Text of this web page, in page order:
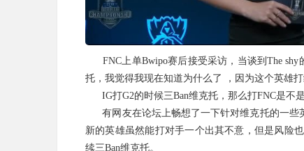
FNC上单Bwipo赛后接受采访，当谈到The shy
托，我觉得我现在知道为什么了 ，因为这个英雄打
IG打G2的时候三Ban维克托，那么打FNC是不
有网友在论坛上畅想了一下针对维克托的一些
新的英雄虽然能打对手一个出其不意，但是风险
续三Ban维克托。